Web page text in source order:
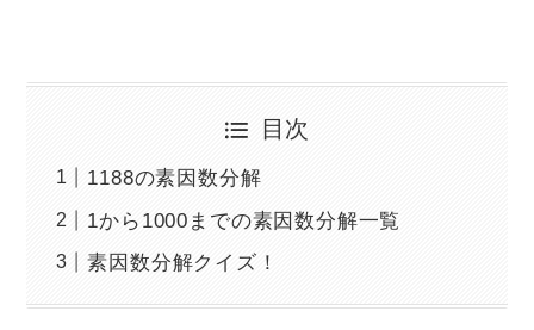
目次
1188の素因数分解
1から1000までの素因数分解一覧
素因数分解クイズ！